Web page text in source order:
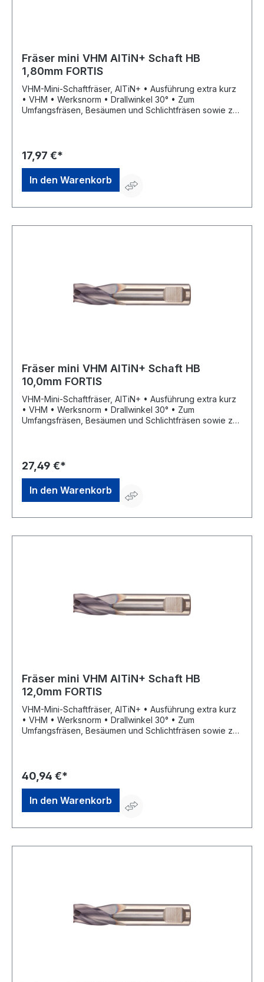
Fräser mini VHM AlTiN+ Schaft HB
1,80mm FORTIS
VHM-Mini-Schaftfräser, AlTiN+ • Ausführung extra kurz
• VHM • Werksnorm • Drallwinkel 30° • Zum
Umfangsfräsen, Besäumen und Schlichtfräsen sowie zur
17,97 €*
In den Warenkorb
Fräser mini VHM AlTiN+ Schaft HB
10,0mm FORTIS
VHM-Mini-Schaftfräser, AlTiN+ • Ausführung extra kurz
• VHM • Werksnorm • Drallwinkel 30° • Zum
Umfangsfräsen, Besäumen und Schlichtfräsen sowie zur
27,49 €*
In den Warenkorb
Fräser mini VHM AlTiN+ Schaft HB
12,0mm FORTIS
VHM-Mini-Schaftfräser, AlTiN+ • Ausführung extra kurz
• VHM • Werksnorm • Drallwinkel 30° • Zum
Umfangsfräsen, Besäumen und Schlichtfräsen sowie zur
40,94 €*
In den Warenkorb